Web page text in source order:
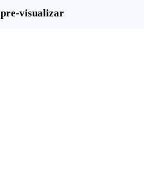
pre-visualizar